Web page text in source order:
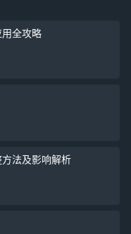
全攻略
方法及影响解析